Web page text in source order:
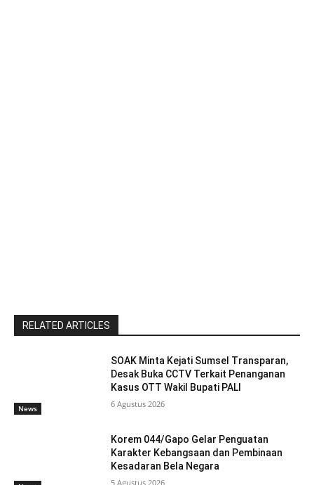
RELATED ARTICLES
News
SOAK Minta Kejati Sumsel Transparan,
Desak Buka CCTV Terkait Penanganan
Kasus OTT Wakil Bupati PALI
6 Agustus 2026
Korem 044/Gapo Gelar Penguatan
Karakter Kebangsaan dan Pembinaan
Kesadaran Bela Negara
5 Agustus 2026